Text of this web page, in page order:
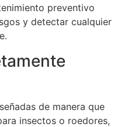
preventivo
y detectar cualquier
de manera que
insectos o roedores,